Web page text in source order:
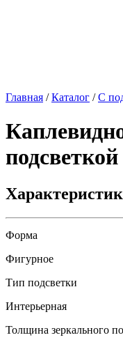
Главная /Каталог /С
подсветкой
Форма
Фигурное
Тип подсветки
Интерьерная
Толщина зеркального